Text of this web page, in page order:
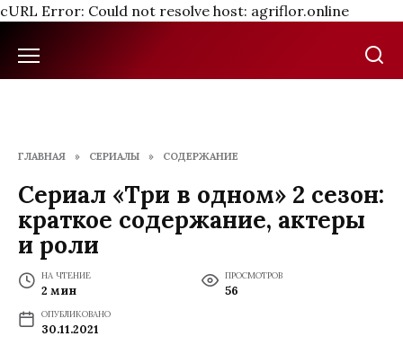
cURL Error: Could not resolve host: agriflor.online
содержанию
ГЛАВНАЯ » СЕРИАЛЫ » СОДЕРЖАНИЕ
Сериал «Три в одном» 2 сезон:
краткое содержание, актеры
и роли
НА ЧТЕНИЕ
2 мин
ПРОСМОТРОВ
56
ОПУБЛИКОВАНО
30.11.2021